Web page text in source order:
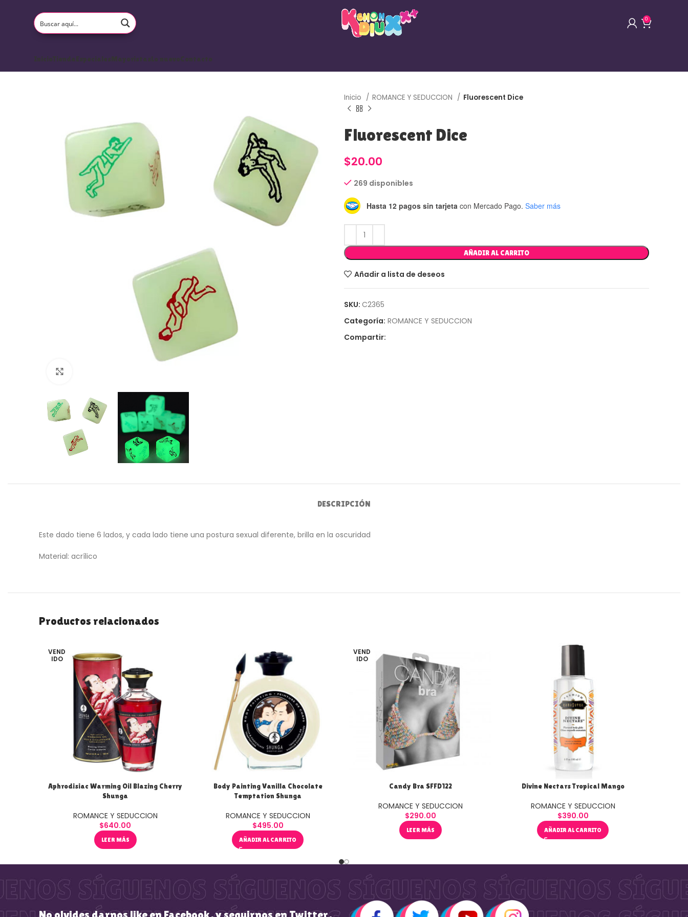
0
InicioTiendaEspecialesMayoristasLo nuevoContacto
Inicio ROMANCE Y SEDUCCION Fluorescent Dice
Fluorescent Dice
$20.00
269 disponibles
Hasta 12 pagos sin tarjeta con Mercado Pago. Saber más
AÑADIR AL CARRITO
Añadir a lista de deseos
SKU: C2365
Categoría: ROMANCE Y SEDUCCION
Compartir:
DESCRIPCIÓN
Este dado tiene 6 lados, y cada lado tiene una postura sexual diferente, brilla en la oscuridad
Material: acrílico
Productos relacionados
VEND
IDO
Aphrodisiac Warming Oil Blazing Cherry
Shunga
ROMANCE Y SEDUCCION
$640.00
LEER MÁS
Body Painting Vanilla Chocolate
Temptation Shunga
ROMANCE Y SEDUCCION
$495.00
AÑADIR AL CARRITO
VEND
IDO
Candy Bra SFFD122
ROMANCE Y SEDUCCION
$290.00
LEER MÁS
Divine Nectars Tropical Mango
ROMANCE Y SEDUCCION
$390.00
AÑADIR AL CARRITO